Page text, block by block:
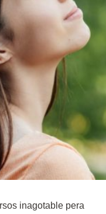
inagotable pera